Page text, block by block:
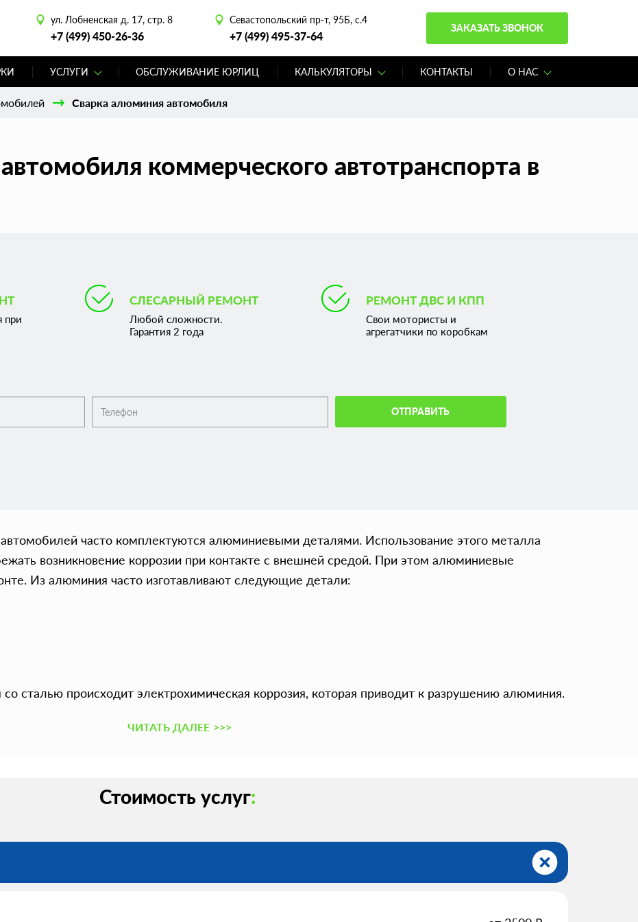
ул. Лобненская д. 17, стр. 8
+7 (499) 450-26-36
Севастопольский пр-т, 95Б, с.4
+7 (499) 495-37-64
ЗАКАЗАТЬ ЗВОНОК
УСЛУГИ ОБСЛУЖИВАНИЕ ЮРЛИЦ КАЛЬКУЛЯТОРЫ КОНТАКТЫ О НАС
Сварка алюминия автомобиля
коммерческого автотранспорта в
при
СЛЕСАРНЫЙ РЕМОНТ
Любой сложности.
Гарантия 2 года
РЕМОНТ ДВС И КПП
Свои мотористы и
агрегатчики по коробкам
ОТПРАВИТЬ
часто комплектуются алюминиевыми деталями. Использование этого металла
возникновение коррозии при контакте с внешней средой. При этом алюминиевые
Из алюминия часто изготавливают следующие детали:
сталью происходит электрохимическая коррозия, которая приводит к разрушению алюминия.
ЧИТАТЬ ДАЛЕЕ >>>
Стоимость услуг: